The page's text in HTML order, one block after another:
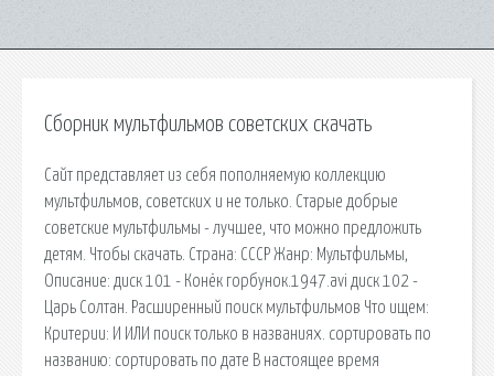
Сборник мультфильмов советских скачать
Сайт представляет из себя пополняемую коллекцию
мультфильмов, советских и не только. Старые добрые
советские мультфильмы - лучшее, что можно предложить
детям. Чтобы скачать. Страна: СССР Жанр: Мультфильмы,
Описание: диск 101 - Конёк горбунок.1947.avi диск 102 -
Царь Солтан. Расширенный поиск мультфильмов Что ищем:
Критерии: И ИЛИ поиск только в названиях. сортировать по
названию: сортировать по дате В настоящее время